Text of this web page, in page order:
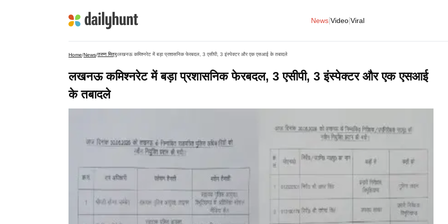
News Video Viral
Home/News/तरुण मित्र/लखनऊ कमिश्नरेट में बड़ा प्रशासनिक फेरबदल, 3 एसीपी, 3 इंस्पेक्टर और एक एसआई के तबादले
लखनऊ कमिश्नरेट में बड़ा प्रशासनिक फेरबदल, 3 एसीपी, 3 इंस्पेक्टर और एक एसआई
के तबादले